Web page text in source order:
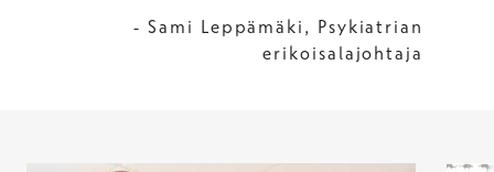
- Sami Leppämäki, Psykiatrian
erikoisalajohtaja